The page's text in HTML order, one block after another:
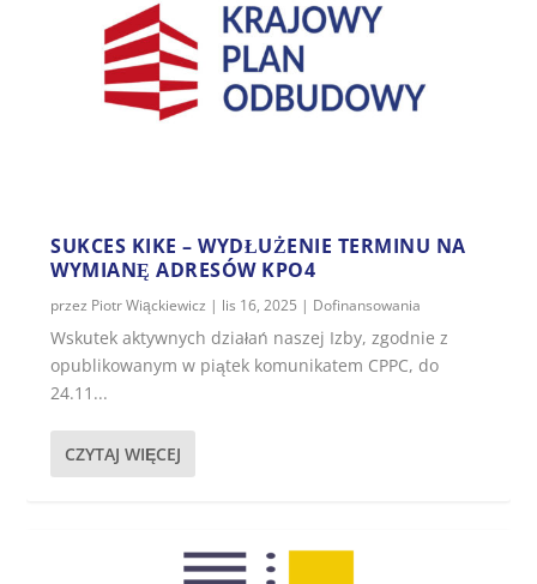
SUKCES KIKE – WYDŁUŻENIE TERMINU NA
WYMIANĘ ADRESÓW KPO4
przez Piotr Wiąckiewicz | lis 16, 2025 | Dofinansowania
Wskutek aktywnych działań naszej Izby, zgodnie z
opublikowanym w piątek komunikatem CPPC, do
24.11...
CZYTAJ WIĘCEJ